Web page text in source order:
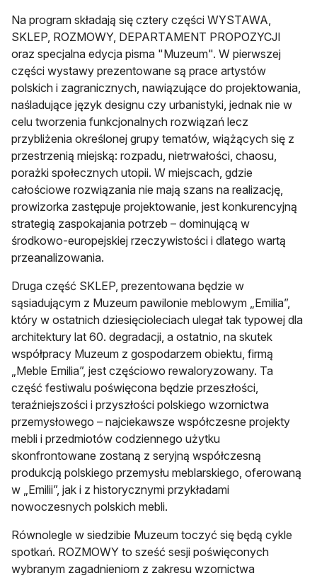
Na program składają się cztery części WYSTAWA,
SKLEP, ROZMOWY, DEPARTAMENT PROPOZYCJI
oraz specjalna edycja pisma "Muzeum". W pierwszej
części wystawy prezentowane są prace artystów
polskich i zagranicznych, nawiązujące do projektowania,
naśladujące język designu czy urbanistyki, jednak nie w
celu tworzenia funkcjonalnych rozwiązań lecz
przybliżenia określonej grupy tematów, wiążących się z
przestrzenią miejską: rozpadu, nietrwałości, chaosu,
porażki społecznych utopii. W miejscach, gdzie
całościowe rozwiązania nie mają szans na realizację,
prowizorka zastępuje projektowanie, jest konkurencyjną
strategią zaspokajania potrzeb – dominującą w
środkowo-europejskiej rzeczywistości i dlatego wartą
przeanalizowania.
Druga część SKLEP, prezentowana będzie w
sąsiadującym z Muzeum pawilonie meblowym „Emilia”,
który w ostatnich dziesięcioleciach ulegał tak typowej dla
architektury lat 60. degradacji, a ostatnio, na skutek
współpracy Muzeum z gospodarzem obiektu, firmą
„Meble Emilia”, jest częściowo rewaloryzowany. Ta
część festiwalu poświęcona będzie przeszłości,
teraźniejszości i przyszłości polskiego wzornictwa
przemysłowego – najciekawsze współczesne projekty
mebli i przedmiotów codziennego użytku
skonfrontowane zostaną z seryjną współczesną
produkcją polskiego przemysłu meblarskiego, oferowaną
w „Emilii”, jak i z historycznymi przykładami
nowoczesnych polskich mebli.
Równolegle w siedzibie Muzeum toczyć się będą cykle
spotkań. ROZMOWY to sześć sesji poświęconych
wybranym zagadnieniom z zakresu wzornictwa